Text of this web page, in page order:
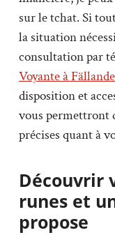
sur le tchat. Si
la situation
consultation par
Voyante à
disposition et
vous permettront
précises quant à
Découvrir
runes et
propose